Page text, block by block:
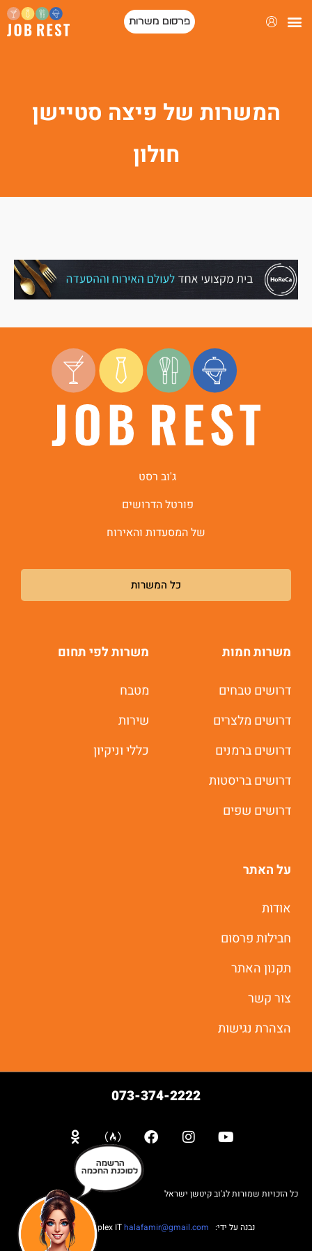
פרסום משרות
המשרות של פיצה סטיישן
חולון
ג'וב רסט
פורטל הדרושים
של המסעדות והאירוח
כל המשרות
משרות חמות
דרושים טבחים
דרושים מלצרים
דרושים ברמנים
דרושים בריסטות
דרושים שפים
משרות לפי תחום
מטבח
שירות
כללי וניקיון
על האתר
אודות
חבילות פרסום
תקנון האתר
צור קשר
הצהרת נגישות
073-374-2222
כל הזכויות שמורות לג'וב קיטשן ישראל
נבנה על ידי: Web complex IT halafamir@gmail.com
הרשמה
לסוכנת החכמה